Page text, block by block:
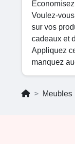
Voulez-
sur vos
cadeaux et
Appliquez
manquez
Meubles